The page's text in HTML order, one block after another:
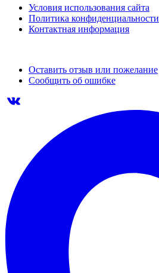
Условия использования сайта
Политика конфиденциальности
Контактная информация
Оставить отзыв или пожелание
Сообщить об ошибке